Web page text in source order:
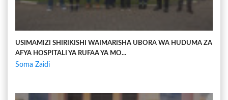
USIMAMIZI SHIRIKISHI WAIMARISHA UBORA WA HUDUMA ZA
AFYA HOSPITALI YA RUFAA YA MO...
Soma Zaidi